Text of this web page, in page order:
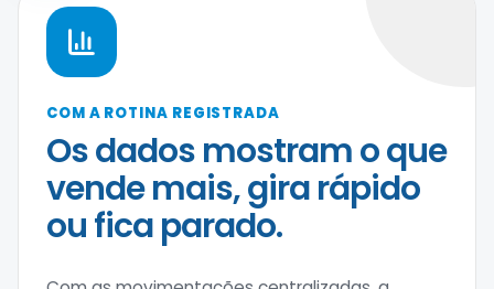
COM A ROTINA REGISTRADA
Os dados mostram o que
vende mais, gira rápido
ou fica parado.